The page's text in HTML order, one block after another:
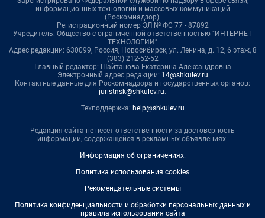
информационных технологий и массовых коммуникаций
(Роскомнадзор).
Регистрационный номер ЭЛ № ФС 77 - 87892
Учредитель: Общество с ограниченной ответственностью "ИНТЕРНЕТ
ТЕХНОЛОГИИ"
Адрес редакции: 630099, Россия, Новосибирск, ул. Ленина, д. 12, 6 этаж, 8
(383) 212-52-52
Главный редактор: Шайтанова Екатерина Александровна
Электронный адрес редакции: 14@shkulev.ru
Контактные данные для Роскомнадзора и государственных органов:
juristnsk@shkulev.ru.
Техподдержка: help@shkulev.ru
Редакция сайта не несет ответственности за достоверность
информации, содержащейся в рекламных объявлениях.
Информация об ограничениях.
Политика использования cookies
Рекомендательные системы
Политика конфиденциальности и обработки персональных данных и
правила использования сайта